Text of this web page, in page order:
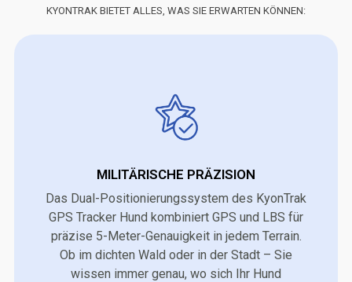
KYONTRAK BIETET ALLES, WAS SIE ERWARTEN KÖNNEN:
MILITÄRISCHE PRÄZISION
Das Dual-Positionierungssystem des KyonTrak
GPS Tracker Hund kombiniert GPS und LBS für
präzise 5-Meter-Genauigkeit in jedem Terrain.
Ob im dichten Wald oder in der Stadt – Sie
wissen immer genau, wo sich Ihr Hund